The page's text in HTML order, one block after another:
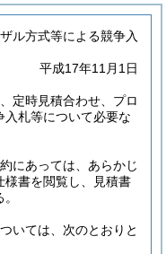
ル方式等による競争入
平成17年11月1日
定時見積合わせ、プロ
入札等について必要な
にあっては、あらかじ
様書を閲覧し、見積書
いては、次のとおりと